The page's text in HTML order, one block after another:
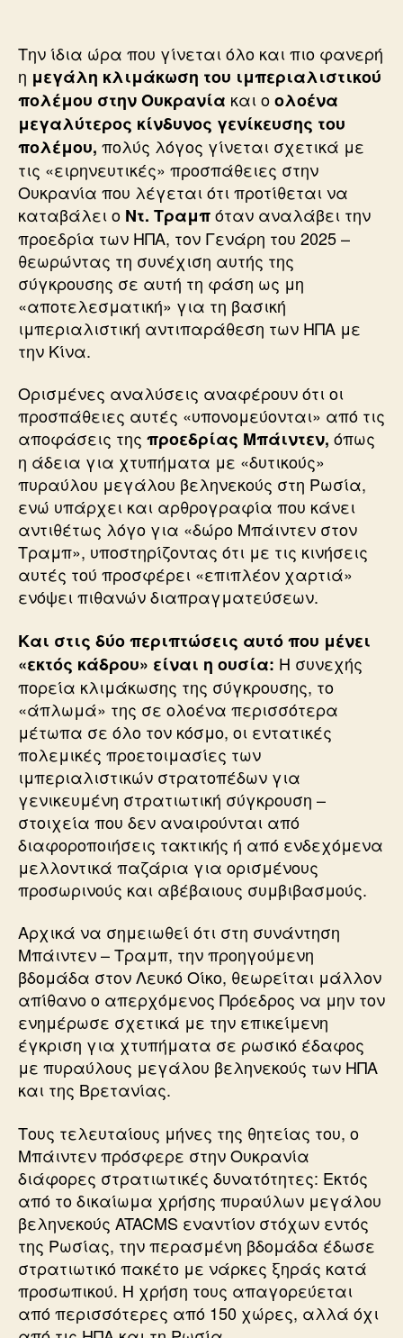
Την ίδια ώρα που γίνεται όλο και πιο φανερή
η μεγάλη κλιμάκωση του ιμπεριαλιστικού
πολέμου στην Ουκρανία και οολοένα
μεγαλύτερος κίνδυνος γενίκευσης του
πολέμου, πολύς λόγος γίνεται σχετικά με
τις «ειρηνευτικές» προσπάθειες στην
Ουκρανία που λέγεται ότι προτίθεται να
καταβάλει ο Ντ. Τραμπόταν αναλάβει την
προεδρία των ΗΠΑ, τον Γενάρη του 2025 –
θεωρώντας τη συνέχιση αυτής της
σύγκρουσης σε αυτή τη φάση ως μη
«αποτελεσματική» για τη βασική
ιμπεριαλιστική αντιπαράθεση των ΗΠΑ με
την Κίνα.
Ορισμένες αναλύσεις αναφέρουν ότι οι
προσπάθειες αυτές «υπονομεύονται» από τις
αποφάσεις της προεδρίας Μπάιντεν, όπως
η άδεια για χτυπήματα με «δυτικούς»
πυραύλου μεγάλου βεληνεκούς στη Ρωσία,
ενώ υπάρχει και αρθρογραφία που κάνει
αντιθέτως λόγο για «δώρο Μπάιντεν στον
Τραμπ», υποστηρίζοντας ότι με τις κινήσεις
αυτές τού προσφέρει «επιπλέον χαρτιά»
ενόψει πιθανών διαπραγματεύσεων.
Και στις δύο περιπτώσεις αυτό που μένει
«εκτός κάδρου» είναι η ουσία: Η συνεχής
πορεία κλιμάκωσης της σύγκρουσης, το
«άπλωμά» της σε ολοένα περισσότερα
μέτωπα σε όλο τον κόσμο, οι εντατικές
πολεμικές προετοιμασίες των
ιμπεριαλιστικών στρατοπέδων για
γενικευμένη στρατιωτική σύγκρουση –
στοιχεία που δεν αναιρούνται από
διαφοροποιήσεις τακτικής ή από ενδεχόμενα
μελλοντικά παζάρια για ορισμένους
προσωρινούς και αβέβαιους συμβιβασμούς.
Αρχικά να σημειωθεί ότι στη συνάντηση
Μπάιντεν – Τραμπ, την προηγούμενη
βδομάδα στον Λευκό Οίκο, θεωρείται μάλλον
απίθανο ο απερχόμενος Πρόεδρος να μην τον
ενημέρωσε σχετικά με την επικείμενη
έγκριση για χτυπήματα σε ρωσικό έδαφος
με πυραύλους μεγάλου βεληνεκούς των ΗΠΑ
και της Βρετανίας.
Τους τελευταίους μήνες της θητείας του, ο
Μπάιντεν πρόσφερε στην Ουκρανία
διάφορες στρατιωτικές δυνατότητες: Εκτός
από το δικαίωμα χρήσης πυραύλων μεγάλου
βεληνεκούς ATACMS εναντίον στόχων εντός
της Ρωσίας, την περασμένη βδομάδα έδωσε
στρατιωτικό πακέτο με νάρκες ξηράς κατά
προσωπικού. Η χρήση τους απαγορεύεται
από περισσότερες από 150 χώρες, αλλά όχι